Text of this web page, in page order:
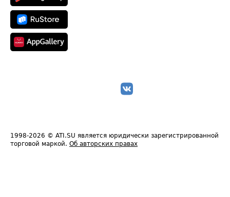
1998-2026 © ATI.SU является юридически зарегистрированной
торговой маркой. Об авторских правах